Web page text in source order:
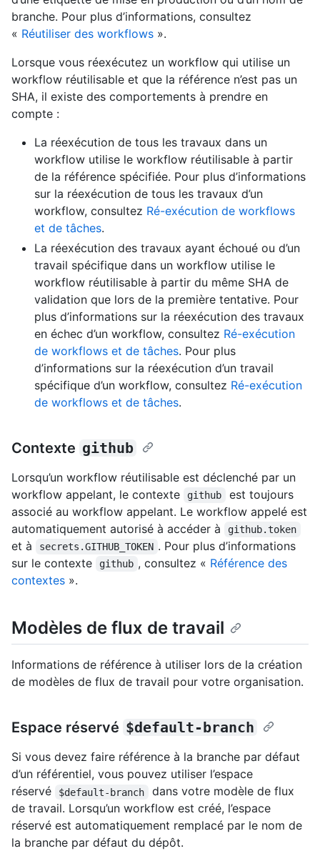
branche. Pour plus d’informations, consultez
« Réutiliser des workflows ».
Lorsque vous réexécutez un workflow qui utilise un
workflow réutilisable et que la référence n’est pas un
SHA, il existe des comportements à prendre en
compte :
La réexécution de tous les travaux dans un
workflow utilise le workflow réutilisable à partir
de la référence spécifiée. Pour plus d’informations
sur la réexécution de tous les travaux d’un
workflow, consultez Ré-exécution de workflows
et de tâches.
La réexécution des travaux ayant échoué ou d’un
travail spécifique dans un workflow utilise le
workflow réutilisable à partir du même SHA de
validation que lors de la première tentative. Pour
plus d’informations sur la réexécution des travaux
en échec d’un workflow, consultez Ré-exécution
de workflows et de tâches. Pour plus
d’informations sur la réexécution d’un travail
spécifique d’un workflow, consultez Ré-exécution
de workflows et de tâches.
Contexte github
Lorsqu’un workflow réutilisable est déclenché par un
workflow appelant, le contexte
github
est toujours
associé au workflow appelant. Le workflow appelé est
automatiquement autorisé à accéder à
github.token
et à secrets.GITHUB_TOKEN . Pour plus d’informations
sur le contexte
github , consultez « Référence des
contextes ».
Modèles de flux de travail
Informations de référence à utiliser lors de la création
de modèles de flux de travail pour votre organisation.
Espace réservé $default-branch
Si vous devez faire référence à la branche par défaut
d’un référentiel, vous pouvez utiliser l’espace
réservé
$default-branch
dans votre modèle de flux
de travail. Lorsqu’un workflow est créé, l’espace
réservé est automatiquement remplacé par le nom de
la branche par défaut du dépôt.